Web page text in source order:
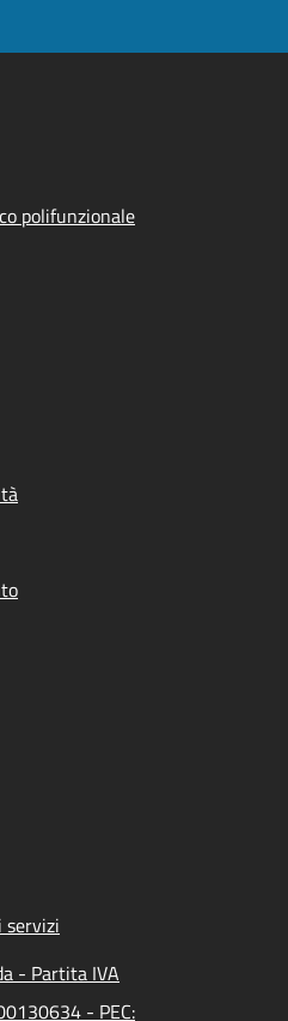
polifunzionale
servizi
- Partita IVA
- PEC: